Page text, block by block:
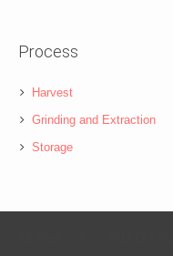
Process
Harvest
Grinding and Extraction
Storage